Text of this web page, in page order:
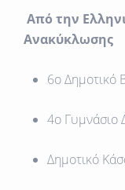
Από την
Ανακύκλωσης
6ο Δημοτικό
4ο Γυμνάσιο
Δημοτικό